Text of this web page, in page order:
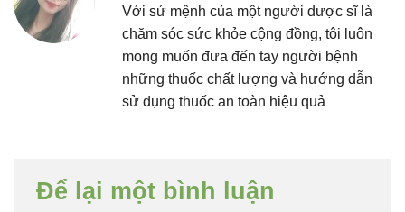
Với sứ mệnh của một người dược sĩ là
chăm sóc sức khỏe cộng đồng, tôi luôn
mong muốn đưa đến tay người bệnh
những thuốc chất lượng và hướng dẫn
sử dụng thuốc an toàn hiệu quả
Để lại một bình luận